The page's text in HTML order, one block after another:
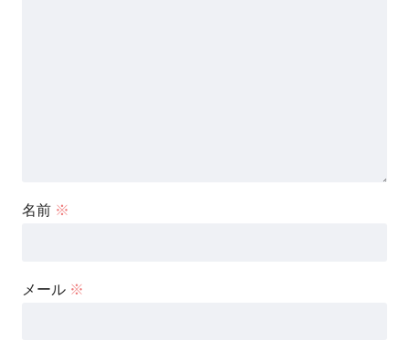
名前 ※
メール ※